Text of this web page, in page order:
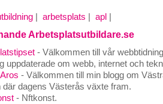
arbetsplats apl
Arbetsplatsutbildare.se
- Välkommen till vår
uppdaterade om webb, internet och
- Välkommen till min blogg om
där dagens Västerås växte fram.
- Nftkonst.